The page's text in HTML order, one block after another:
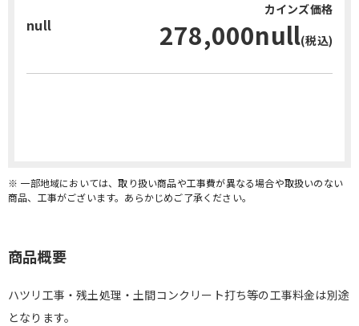
null
カインズ価格
278,000null(税込)
※ 一部地域においては、取り扱い商品や工事費が異なる場合や取扱いのない
商品、工事がございます。あらかじめご了承ください。
商品概要
ハツリ工事・残土処理・土間コンクリート打ち等の工事料金は別途
となります。